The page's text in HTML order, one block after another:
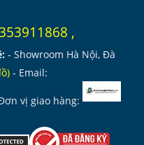
,
- Showroom Hà Nội, Đà
) - Email:
vị giao hàng: